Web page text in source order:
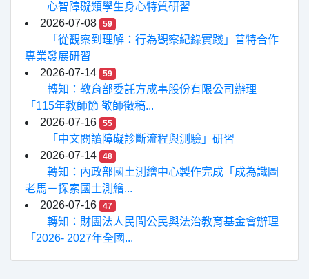
心智障礙類學生身心特質研習
2026-07-08
59
「從觀察到理解：行為觀察紀錄實踐」普特合作
專業發展研習
2026-07-14
59
轉知：教育部委託方成事股份有限公司辦理
「115年教師節 敬師徵稿...
2026-07-16
55
「中文閱讀障礙診斷流程與測驗」研習
2026-07-14
48
轉知：內政部國土測繪中心製作完成「成為識圖
老馬－探索國土測繪...
2026-07-16
47
轉知：財團法人民間公民與法治教育基金會辦理
「2026- 2027年全國...